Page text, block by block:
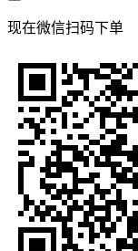
现在微信扫码下单